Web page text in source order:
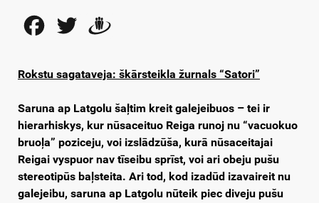
FacebookTwitter
Rokstu sagataveja: škārsteikla žurnals “Satori”
Saruna ap Latgolu šaļtim kreit galejeibuos – tei ir
hierarhiskys, kur nūsaceituo Reiga runoj nu “vacuokuo
bruoļa” poziceju, voi izslādzūša, kurā nūsaceitajai
Reigai vyspuor nav tīseibu sprīst, voi ari obeju pušu
stereotipūs baļsteita. Ari tod, kod izadūd izavaireit nu
galejeibu, saruna ap Latgolu nūteik piec diveju pušu